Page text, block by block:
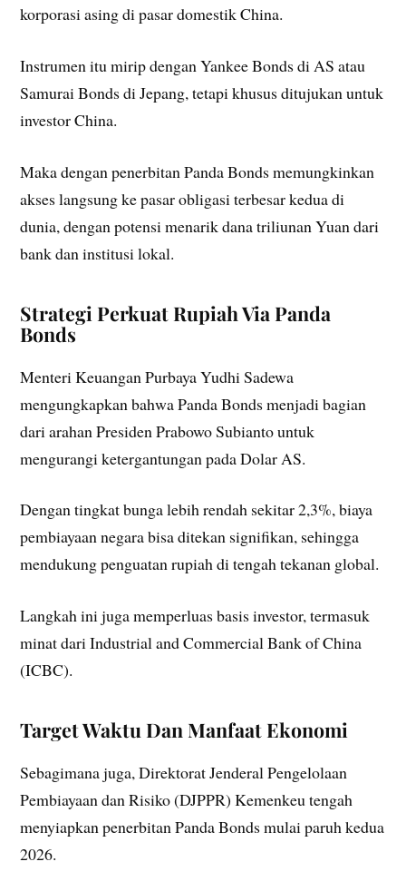
korporasi asing di pasar domestik China.
Instrumen itu mirip dengan Yankee Bonds di AS atau
Samurai Bonds di Jepang, tetapi khusus ditujukan untuk
investor China.
Maka dengan penerbitan Panda Bonds memungkinkan
akses langsung ke pasar obligasi terbesar kedua di
dunia, dengan potensi menarik dana triliunan Yuan dari
bank dan institusi lokal.
Strategi Perkuat Rupiah Via Panda
Bonds
Menteri Keuangan Purbaya Yudhi Sadewa
mengungkapkan bahwa Panda Bonds menjadi bagian
dari arahan Presiden Prabowo Subianto untuk
mengurangi ketergantungan pada Dolar AS.
Dengan tingkat bunga lebih rendah sekitar 2,3%, biaya
pembiayaan negara bisa ditekan signifikan, sehingga
mendukung penguatan rupiah di tengah tekanan global.
Langkah ini juga memperluas basis investor, termasuk
minat dari Industrial and Commercial Bank of China
(ICBC).
Target Waktu Dan Manfaat Ekonomi
Sebagimana juga, Direktorat Jenderal Pengelolaan
Pembiayaan dan Risiko (DJPPR) Kemenkeu tengah
menyiapkan penerbitan Panda Bonds mulai paruh kedua
2026.